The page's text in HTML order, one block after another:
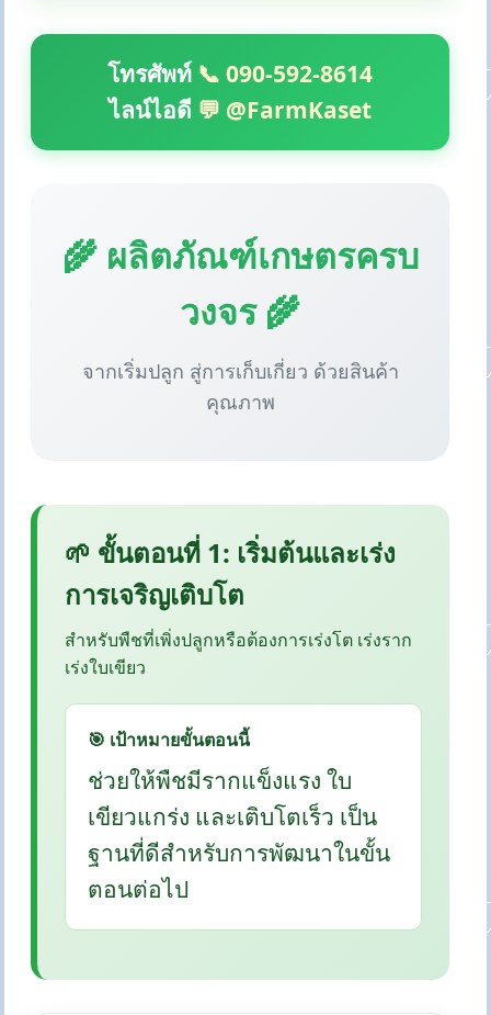
โทรศัพท์ 📞 090-592-8614
ไลน์ไอดี 💬 @FarmKaset
🌾 ผลิตภัณฑ์เกษตรครบ
วงจร 🌾
จากเริ่มปลูก สู่การเก็บเกี่ยว ด้วยสินค้า
คุณภาพ
🌱 ขั้นตอนที่ 1: เริ่มต้นและเร่ง
การเจริญเติบโต
สำหรับพืชที่เพิ่งปลูกหรือต้องการเร่งโต เร่งราก
เร่งใบเขียว
🎯 เป้าหมายขั้นตอนนี้
ช่วยให้พืชมีรากแข็งแรง ใบ
เขียวแกร่ง และเติบโตเร็ว เป็น
ฐานที่ดีสำหรับการพัฒนาในขั้น
ตอนต่อไป